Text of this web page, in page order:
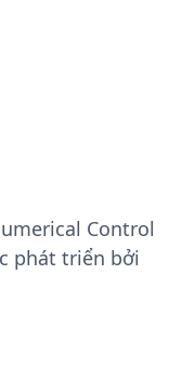
Control
phát triển bởi